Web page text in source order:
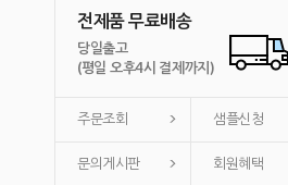
전제품 무료배송
당일출고
(평일 오후4시 결제까지)
주문조회 샘플신청
문의게시판 회원혜택